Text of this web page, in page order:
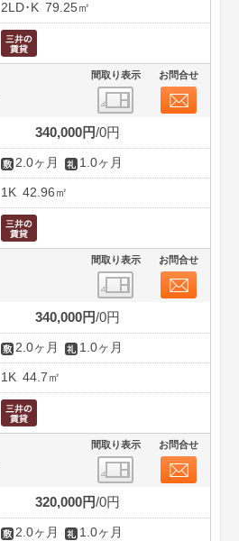
2LD･K 79.25㎡
間取り表示 お問合せ
340,000円 0円
2.0ヶ月 1.0ヶ月
1K 42.96㎡
間取り表示 お問合せ
340,000円 0円
2.0ヶ月 1.0ヶ月
1K 44.7㎡
間取り表示 お問合せ
320,000円 0円
2.0ヶ月 1.0ヶ月